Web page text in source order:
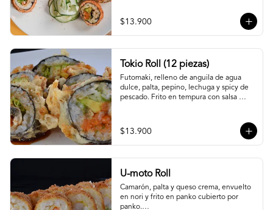
$13.900
Tokio Roll (12 piezas)
Futomaki, relleno de anguila de agua
dulce, palta, pepino, lechuga y spicy de
pescado. Frito en tempura con salsa
$13.900
U-moto Roll
Camarón, palta y queso crema, envuelto
en nori y frito en panko cubierto por
panko.